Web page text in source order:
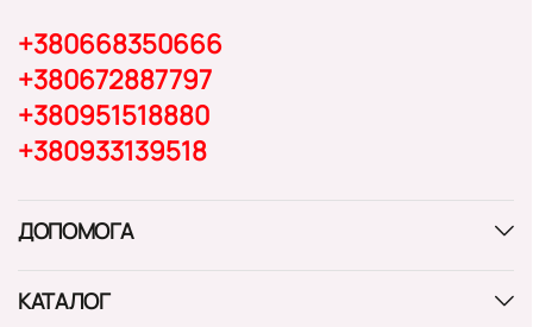
+380668350666
+380672887797
+380951518880
+380933139518
ДОПОМОГА
КАТАЛОГ